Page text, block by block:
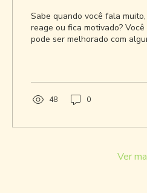
Sabe quando você fala
reage ou fica motivado?
pode ser melhorado com
48 0
Ver